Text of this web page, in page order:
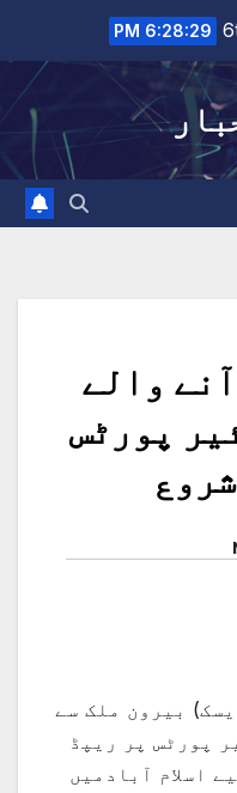
6:28:30 PM
والے
پورٹس
بیرون ملک سے
پورٹس پر ریپڈ
اسلام آبادمیں